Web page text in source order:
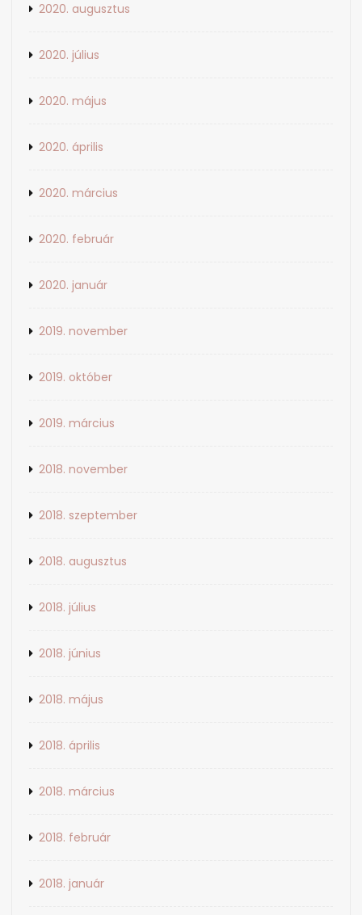
2020. augusztus
2020. július
2020. május
2020. április
2020. március
2020. február
2020. január
2019. november
2019. október
2019. március
2018. november
2018. szeptember
2018. augusztus
2018. július
2018. június
2018. május
2018. április
2018. március
2018. február
2018. január